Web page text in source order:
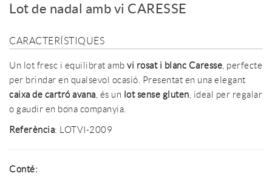
Lot de nadal amb vi CARESSE
CARACTERÍSTIQUES
Un lot fresc i equilibrat amb vi rosat i blanc Caresse , perfecte
per brindar en qualsevol ocasió. Presentat en una elegant
caixa de cartró avana , és un lot sense gluten , ideal per regalar
o gaudir en bona companyia.
Referència: LOTVI-2009
Conté: